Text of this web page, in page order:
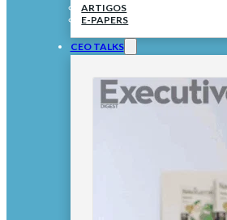
ARTIGOS
E-PAPERS
CEO TALKS